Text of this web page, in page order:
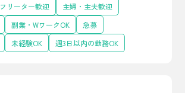
フリーター歓迎
主婦・主夫歓迎
副業・WワークOK
急募
未経験OK 週3日以内の勤務OK